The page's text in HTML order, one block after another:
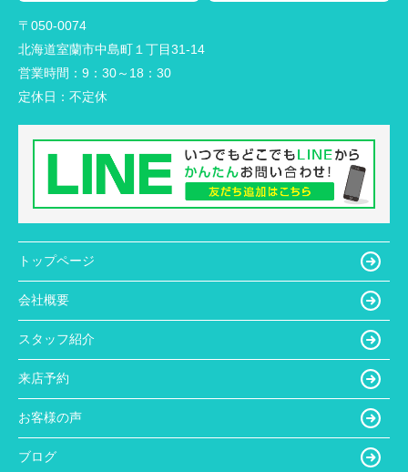
〒050-0074
北海道室蘭市中島町１丁目31-14
営業時間： 9：30～18：30
定休日： 不定休
トップページ
会社概要
スタッフ紹介
来店予約
お客様の声
ブログ